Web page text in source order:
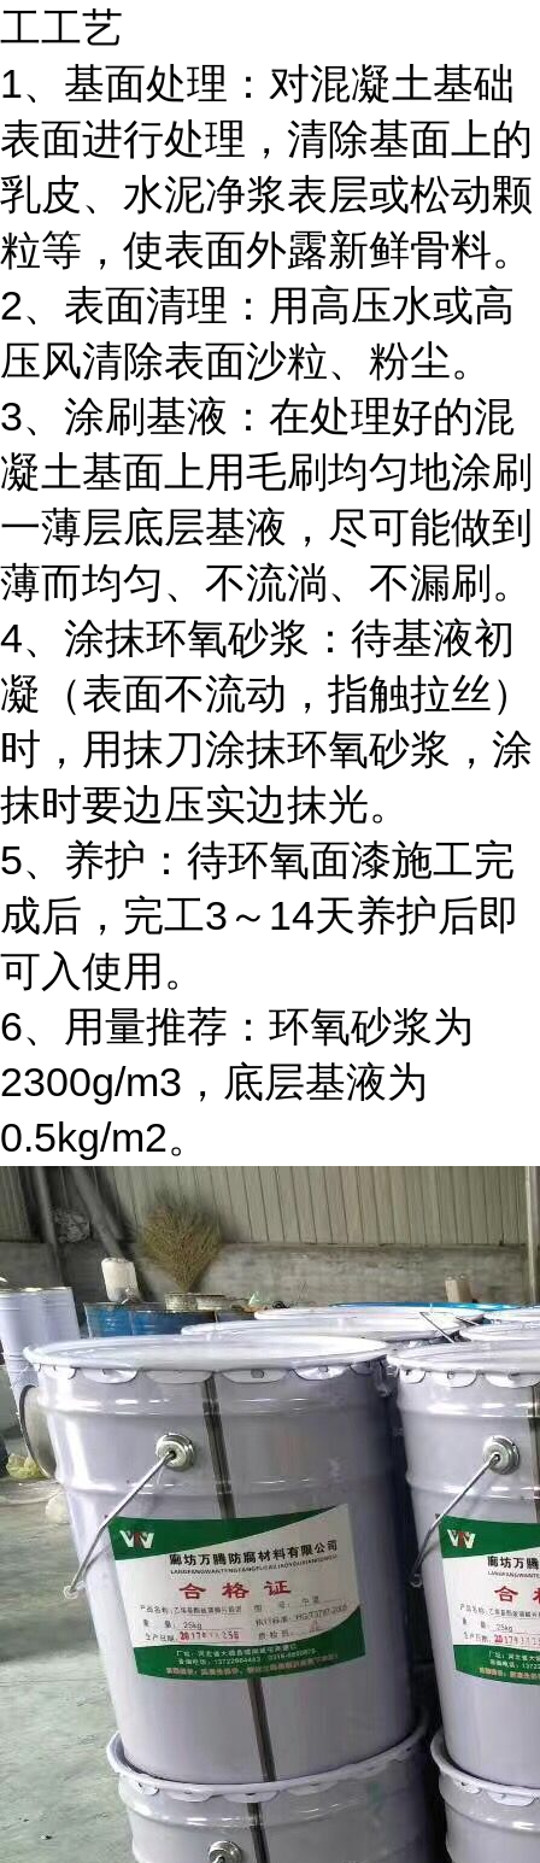
工工艺
1、基面处理：对混凝土基础
表面进行处理，清除基面上的
乳皮、水泥净浆表层或松动颗
粒等，使表面外露新鲜骨料。
2、表面清理：用高压水或高
压风清除表面沙粒、粉尘。
3、涂刷基液：在处理好的混
凝土基面上用毛刷均匀地涂刷
一薄层底层基液，尽可能做到
薄而均匀、不流淌、不漏刷。
4、涂抹环氧砂浆：待基液初
凝（表面不流动，指触拉丝）
时，用抹刀涂抹环氧砂浆，涂
抹时要边压实边抹光。
5、养护：待环氧面漆施工完
成后，完工3～14天养护后即
可入使用。
6、用量推荐：环氧砂浆为
2300g/m3，底层基液为
0.5kg/m2。